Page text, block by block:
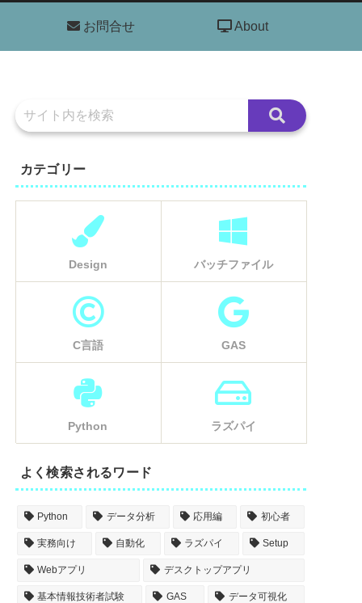
お問合せ About
カテゴリー
Design バッチファイル
C言語 GAS
Python ラズパイ
よく検索されるワード
Python データ分析 応用編 初心者
実務向け 自動化 ラズパイ Setup
Webアプリ デスクトップアプリ
基本情報技術者試験 GAS データ可視化